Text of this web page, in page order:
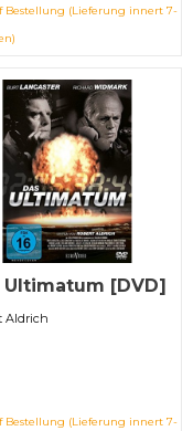
Bestellung (Lieferung innert 7-
Ultimatum [DVD]
Aldrich
Bestellung (Lieferung innert 7-